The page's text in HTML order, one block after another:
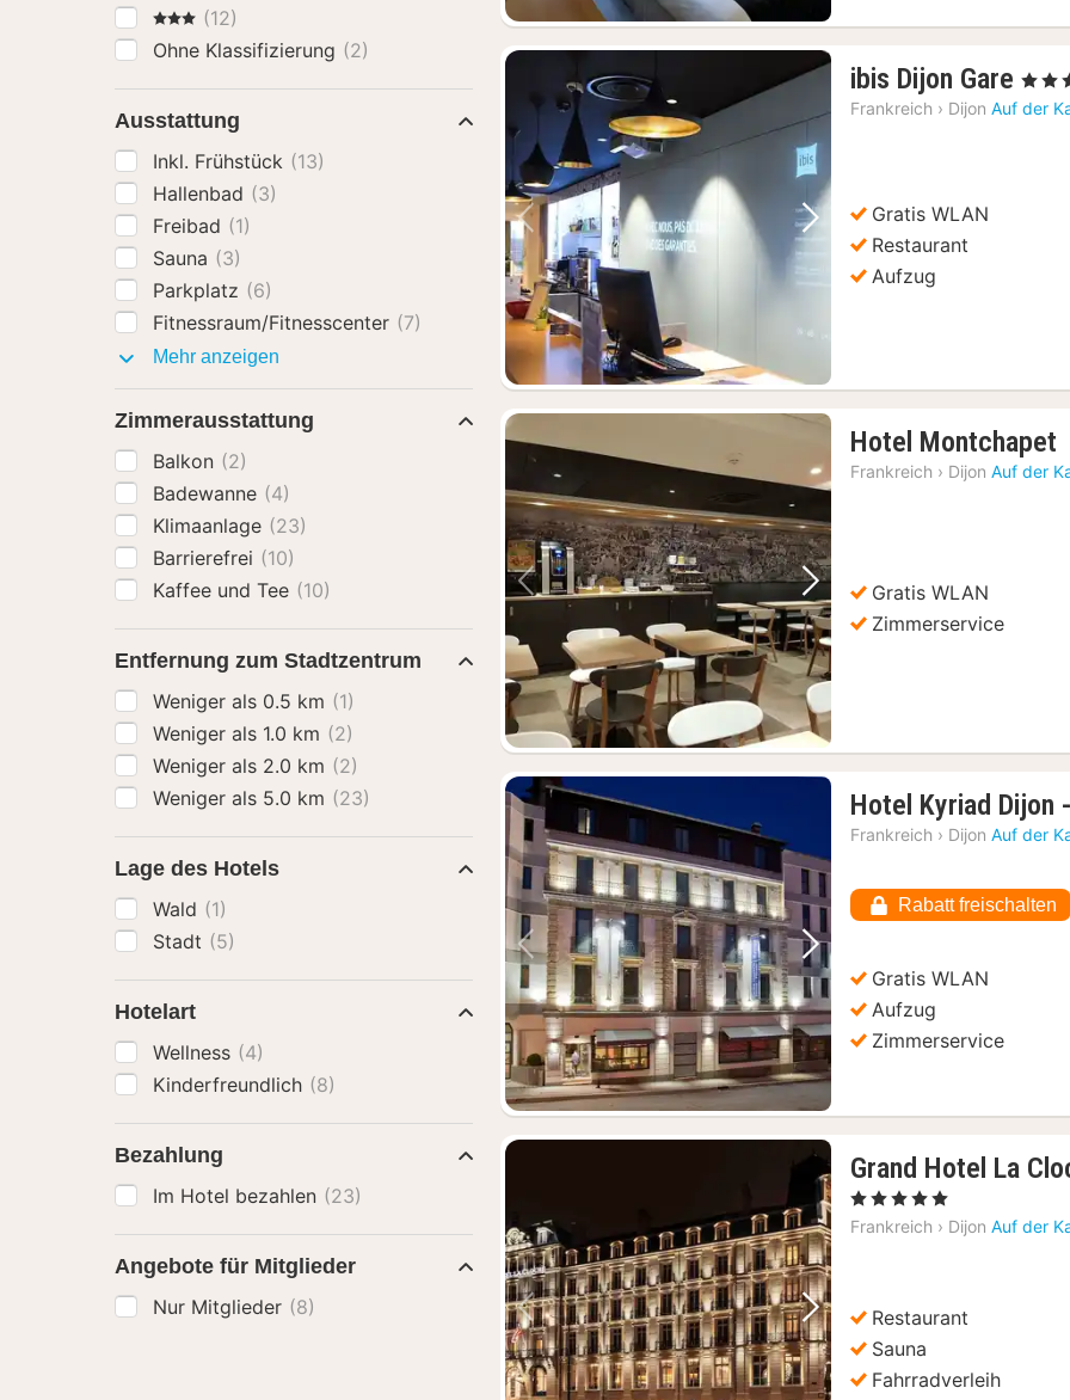
Vorheriges Bild Nächstes Bild
ibis Dijon Gare 1
, 3
Frankreich › Dijon Auf der
Gratis WLAN
Restaurant
Aufzug
Vorheriges Bild Nächstes Bild
Hotel Montchapet
Frankreich › Dijon Auf der
Gratis WLAN
Zimmerservice
Vorheriges Bild Nächstes Bild
Hotel Kyriad Dijon
Frankreich › Dijon Auf der
Rabatt freischalten
Gratis WLAN
Aufzug
Zimmerservice
Vorheriges Bild Nächstes Bild
Grand Hotel La
, 5 Sterne
Frankreich › Dijon Auf der
Restaurant
Sauna
Fahrradverleih
3 Sterne
(12)
Ohne Klassifizierung (2)
Ausstattung
Inkl. Frühstück (13)
Hallenbad (3)
Freibad (1)
Sauna (3)
Parkplatz (6)
Fitnessraum/Fitnesscenter (7)
Mehr anzeigen
Zimmerausstattung
Balkon (2)
Badewanne (4)
Klimaanlage (23)
Barrierefrei (10)
Kaffee und Tee (10)
Entfernung zum Stadtzentrum
Weniger als 0.5 km (1)
Weniger als 1.0 km (2)
Weniger als 2.0 km (2)
Weniger als 5.0 km (23)
Lage des Hotels
Wald (1)
Stadt (5)
Hotelart
Wellness (4)
Kinderfreundlich (8)
Bezahlung
Im Hotel bezahlen (23)
Angebote für Mitglieder
Nur Mitglieder (8)